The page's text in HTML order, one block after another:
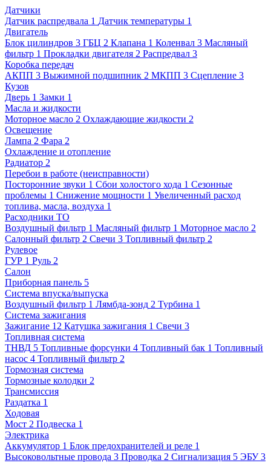
Датчики
Датчик распредвала 1 Датчик температуры 1
Двигатель
Блок цилиндров 3 ГБЦ 2 Клапана 1 Коленвал 3 Масляный
фильтр 1 Прокладки двигателя 2 Распредвал 3
Коробка передач
АКПП 3 Выжимной подшипник 2 МКПП 3 Сцепление 3
Кузов
Дверь 1 Замки 1
Масла и жидкости
Моторное масло 2 Охлаждающие жидкости 2
Освещение
Лампа 2 Фара 2
Охлаждение и отопление
Радиатор 2
Перебои в работе (неисправности)
Посторонние звуки 1 Сбои холостого хода 1 Сезонные
проблемы 1 Снижение мощности 1 Увеличенный расход
топлива, масла, воздуха 1
Расходники ТО
Воздушный фильтр 1 Масляный фильтр 1 Моторное масло 2
Салонный фильтр 2 Свечи 3 Топливный фильтр 2
Рулевое
ГУР 1 Руль 2
Салон
Приборная панель 5
Система впуска/выпуска
Воздушный фильтр 1 Лямбда-зонд 2 Турбина 1
Система зажигания
Зажигание 12 Катушка зажигания 1 Свечи 3
Топливная система
ТНВД 5 Топливные форсунки 4 Топливный бак 1 Топливный
насос 4 Топливный фильтр 2
Тормозная система
Тормозные колодки 2
Трансмиссия
Раздатка 1
Ходовая
Мост 2 Подвеска 1
Электрика
Аккумулятор 1 Блок предохранителей и реле 1
Высоковольтные провода 3 Проводка 2 Сигнализация 5 ЭБУ 3